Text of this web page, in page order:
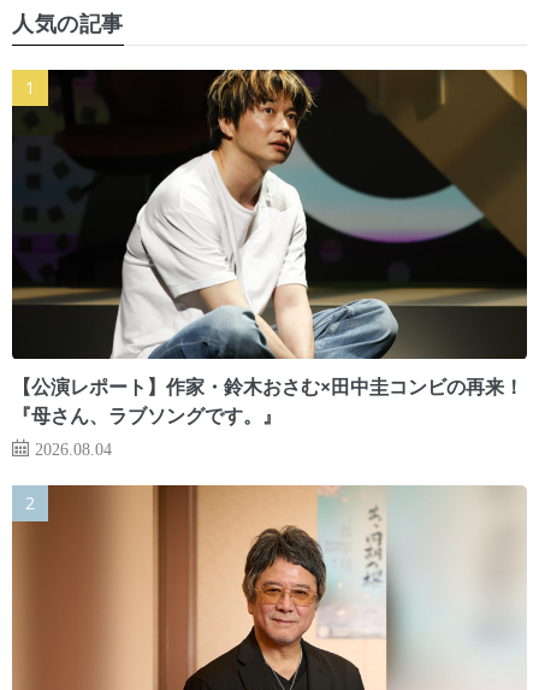
人気の記事
【公演レポート】作家・鈴木おさむ×田中圭コンビの再来！
『母さん、ラブソングです。』
2026.08.04